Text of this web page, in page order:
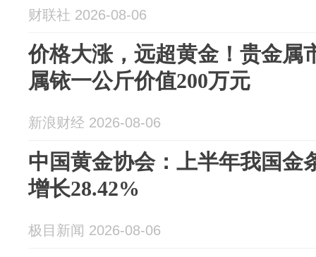
财联社 2026-08-06
价格大涨，远超黄金！贵金属
属铱一公斤价值200万元
新浪财经 2026-08-06
中国黄金协会：上半年我国金
增长28.42%
极目新闻 2026-08-06